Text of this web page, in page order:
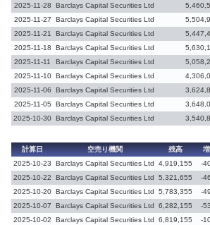
2025-11-28
Barclays Capital Securities Ltd
2025-11-27
Barclays Capital Securities Ltd
2025-11-21
Barclays Capital Securities Ltd
2025-11-18
Barclays Capital Securities Ltd
2025-11-11
Barclays Capital Securities Ltd
2025-11-10 Barclays Capital Securities Ltd
2025-11-06
Barclays Capital Securities Ltd
2025-11-05
Barclays Capital Securities Ltd
2025-10-30 Barclays Capital Securities Ltd
計算日 空売り機関 残高
2025-10-23
Barclays Capital Securities Ltd 4,919,155 -
2025-10-22
Barclays Capital Securities Ltd 5,321,655 -
2025-10-20 Barclays Capital Securities Ltd 5,783,355 -
2025-10-07
Barclays Capital Securities Ltd 6,282,155 -
2025-10-02
Barclays Capital Securities Ltd 6,819,155 -